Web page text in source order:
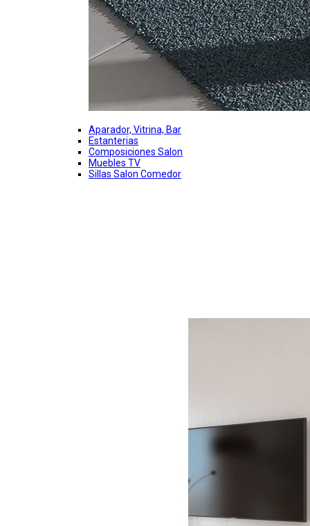
Aparador, Vitrina, Bar
Estanterias
Composiciones Salon
Muebles TV
Sillas Salon Comedor